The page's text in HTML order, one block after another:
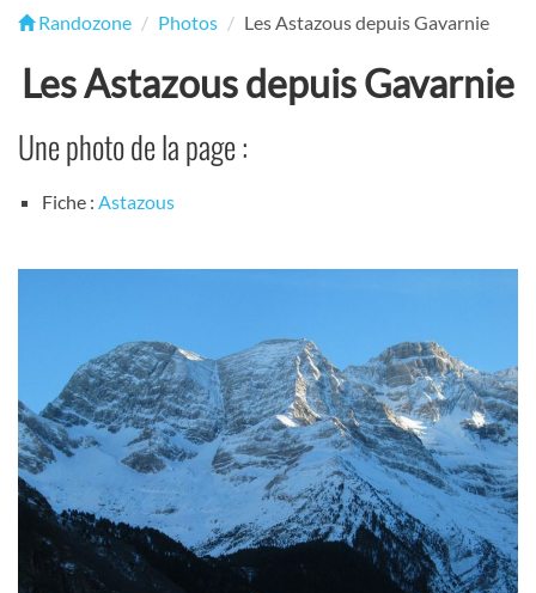
Randozone Photos Les Astazous depuis Gavarnie
Les Astazous depuis Gavarnie
Une photo de la page :
Fiche : Astazous